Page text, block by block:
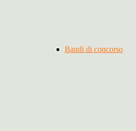
Bandi di concorso